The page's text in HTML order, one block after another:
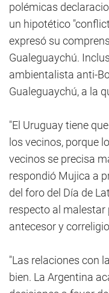
polémicas
un hipotético
expresó su
Gualeguaychú.
ambientalista anti-
Gualeguaychú, a la
"El Uruguay tiene
los vecinos, porque
vecinos se precisa
respondió Mujica a
del foro del Día de
respecto al malestar
antecesor y
"Las relaciones con
bien. La Argentina